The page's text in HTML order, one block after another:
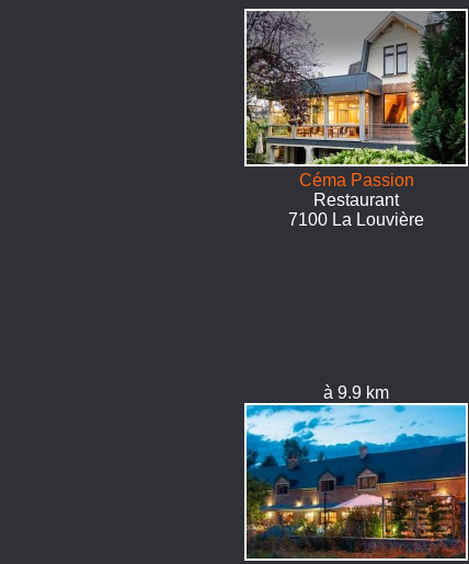
Céma Passion
Restaurant
7100 La Louvière
à 9.9 km